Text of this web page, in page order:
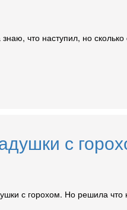
что наступил, но
с
с горохом. Но решила что